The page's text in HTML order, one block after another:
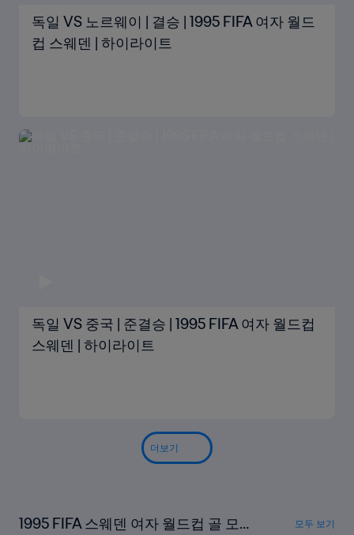
독일 VS 노르웨이 | 결승 | 1995 FIFA 여자 월드
컵 스웨덴 | 하이라이트
독일 VS 중국 | 준결승 | 1995 FIFA 여자 월드컵
스웨덴 | 하이라이트
더보기
1995 FIFA 스웨덴 여자 월드컵 골 모
모두 보기